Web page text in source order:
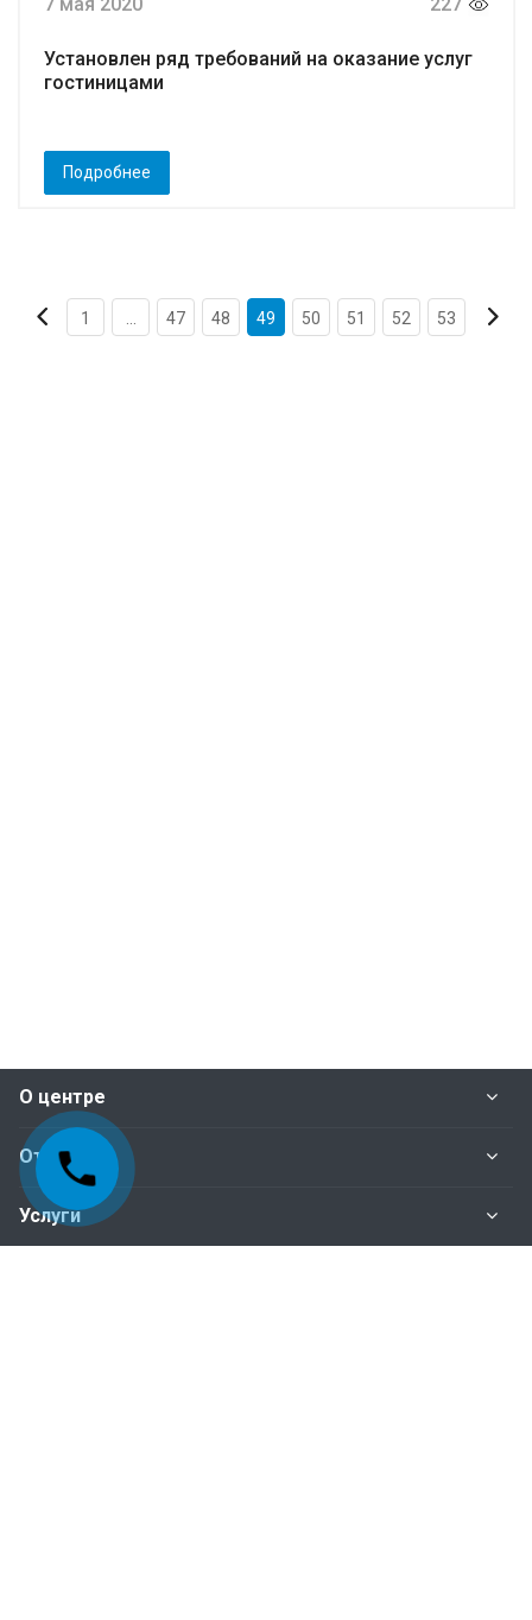
Установлен ряд требований на оказание услуг
гостиницами
Подробнее
1 47 48 49 50 51 52 53
О центре
Отделы
Услуги